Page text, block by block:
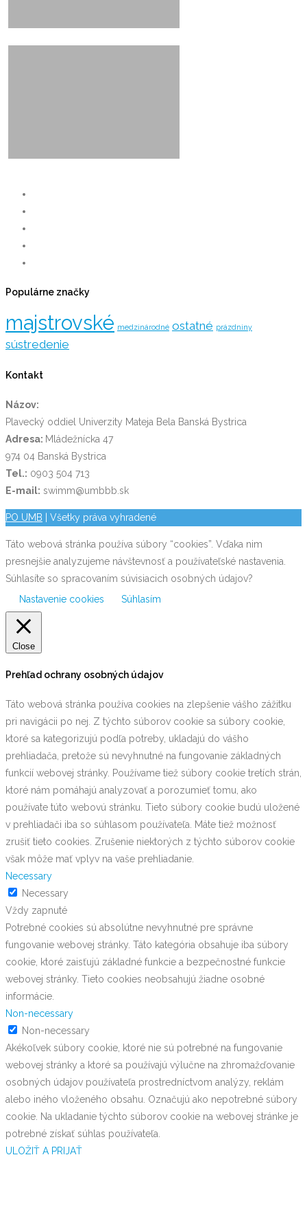
Populárne značky
majstrovské medzinárodné ostatné prázdniny
sústredenie
Kontakt
Názov:
Plavecký oddiel Univerzity Mateja Bela Banská Bystrica
Adresa: Mládežnícka 47
974 04 Banská Bystrica
Tel.: 0903 504 713
E-mail: swimm@umbbb.sk
PO UMB | Všetky práva vyhradené
Táto webová stránka používa súbory “cookies”. Vďaka nim
presnejšie analyzujeme návštevnosť a používateľské nastavenia.
Súhlasíte so spracovaním súvisiacich osobných údajov?
Nastavenie cookies
Súhlasím
Close
Prehľad ochrany osobných údajov
Táto webová stránka používa cookies na zlepšenie vášho zážitku
pri navigácii po nej. Z týchto súborov cookie sa súbory cookie,
ktoré sa kategorizujú podľa potreby, ukladajú do vášho
prehliadača, pretože sú nevyhnutné na fungovanie základných
funkcií webovej stránky. Používame tiež súbory cookie tretích strán,
ktoré nám pomáhajú analyzovať a porozumieť tomu, ako
používate túto webovú stránku. Tieto súbory cookie budú uložené
v prehliadači iba so súhlasom používateľa. Máte tiež možnosť
zrušiť tieto cookies. Zrušenie niektorých z týchto súborov cookie
však môže mať vplyv na vaše prehliadanie.
Necessary
Necessary
Vždy zapnuté
Potrebné cookies sú absolútne nevyhnutné pre správne
fungovanie webovej stránky. Táto kategória obsahuje iba súbory
cookie, ktoré zaisťujú základné funkcie a bezpečnostné funkcie
webovej stránky. Tieto cookies neobsahujú žiadne osobné
informácie.
Non-necessary
Non-necessary
Akékoľvek súbory cookie, ktoré nie sú potrebné na fungovanie
webovej stránky a ktoré sa používajú výlučne na zhromažďovanie
osobných údajov používateľa prostredníctvom analýzy, reklám
alebo iného vloženého obsahu. Označujú ako nepotrebné súbory
cookie. Na ukladanie týchto súborov cookie na webovej stránke je
potrebné získať súhlas používateľa.
ULOŽIŤ A PRIJAŤ